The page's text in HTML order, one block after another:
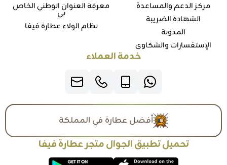
مركز الدعم والمساعدة
الشهادة الضريبة
المدونة
الإستفسارات والشكاوي
معرفة العنوان الوطني الخاص
بي
نظام الولاء عطارة فيفا
خدمة العملاء
أفضل عطارة في المملكة
تحميل تطبيق الجوال متجر عطارة فيفا